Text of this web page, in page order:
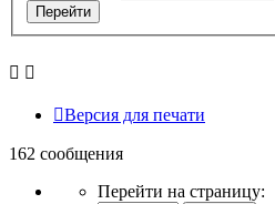
Версия для печати
162 сообщения
СтраницаПерейти на страницу: